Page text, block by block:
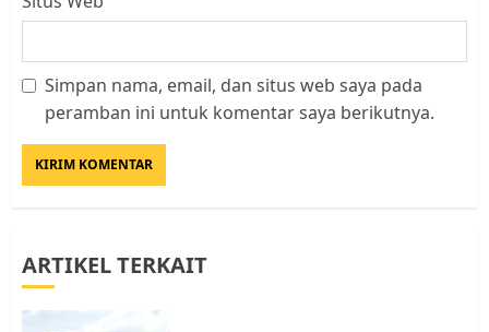
Simpan nama, email, dan situs web saya pada
peramban ini untuk komentar saya berikutnya.
ARTIKEL TERKAIT
Datangi Pemko Batam, Warga
Warga Rempang Ajukan